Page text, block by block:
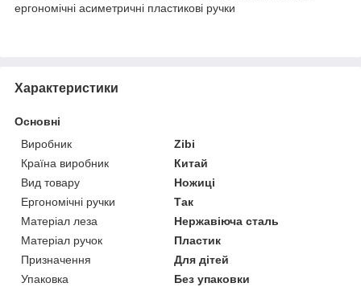
ергономічні асиметричні пластикові ручки
Характеристики
Основні
Виробник
Zibi
Країна виробник
Китай
Вид товару
Ножиці
Ергономічні ручки
Так
Матеріал леза
Нержавіюча сталь
Матеріал ручок
Пластик
Призначення
Для дітей
Упаковка
Без упаковки